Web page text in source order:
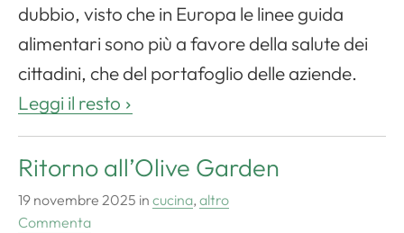
dubbio, visto che in Europa le linee guida
alimentari sono più a favore della salute dei
cittadini, che del portafoglio delle aziende.
Leggi il resto
Ritorno all’Olive Garden
19 novembre 2025 in cucina, altro
Commenta